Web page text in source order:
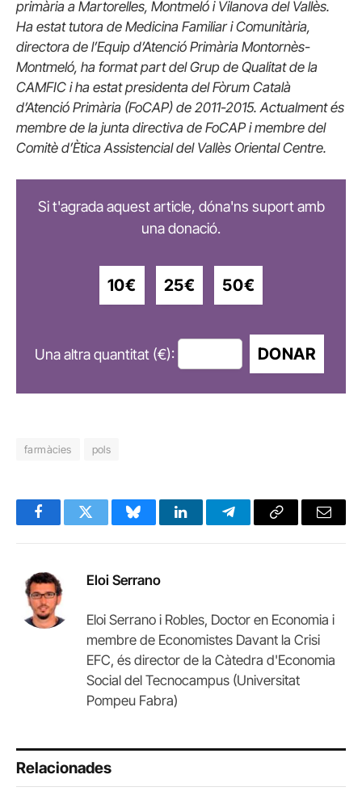
primària a Martorelles, Montmeló i Vilanova del Vallès.
Ha estat tutora de Medicina Familiar i Comunitària,
directora de l’Equip d’Atenció Primària Montornès-
Montmeló, ha format part del Grup de Qualitat de la
CAMFIC i ha estat presidenta del Fòrum Català
d’Atenció Primària (FoCAP) de 2011-2015. Actualment és
membre de la junta directiva de FoCAP i membre del
Comitè d’Ètica Assistencial del Vallès Oriental Centre.
Si t'agrada aquest article, dóna'ns suport amb
una donació.
10€ 25€ 50€
Una altra quantitat (€): DONAR
farmàcies pols
FacebookTwitter BlueskyLinkedInTelegramCopy
Email
Eloi Serrano
Eloi Serrano i Robles, Doctor en Economia i
membre de Economistes Davant la Crisi
EFC, és director de la Càtedra d'Economia
Social del Tecnocampus (Universitat
Pompeu Fabra)
Relacionades